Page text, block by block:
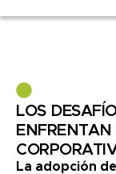
LOS
ENFRENTAN
La adopción